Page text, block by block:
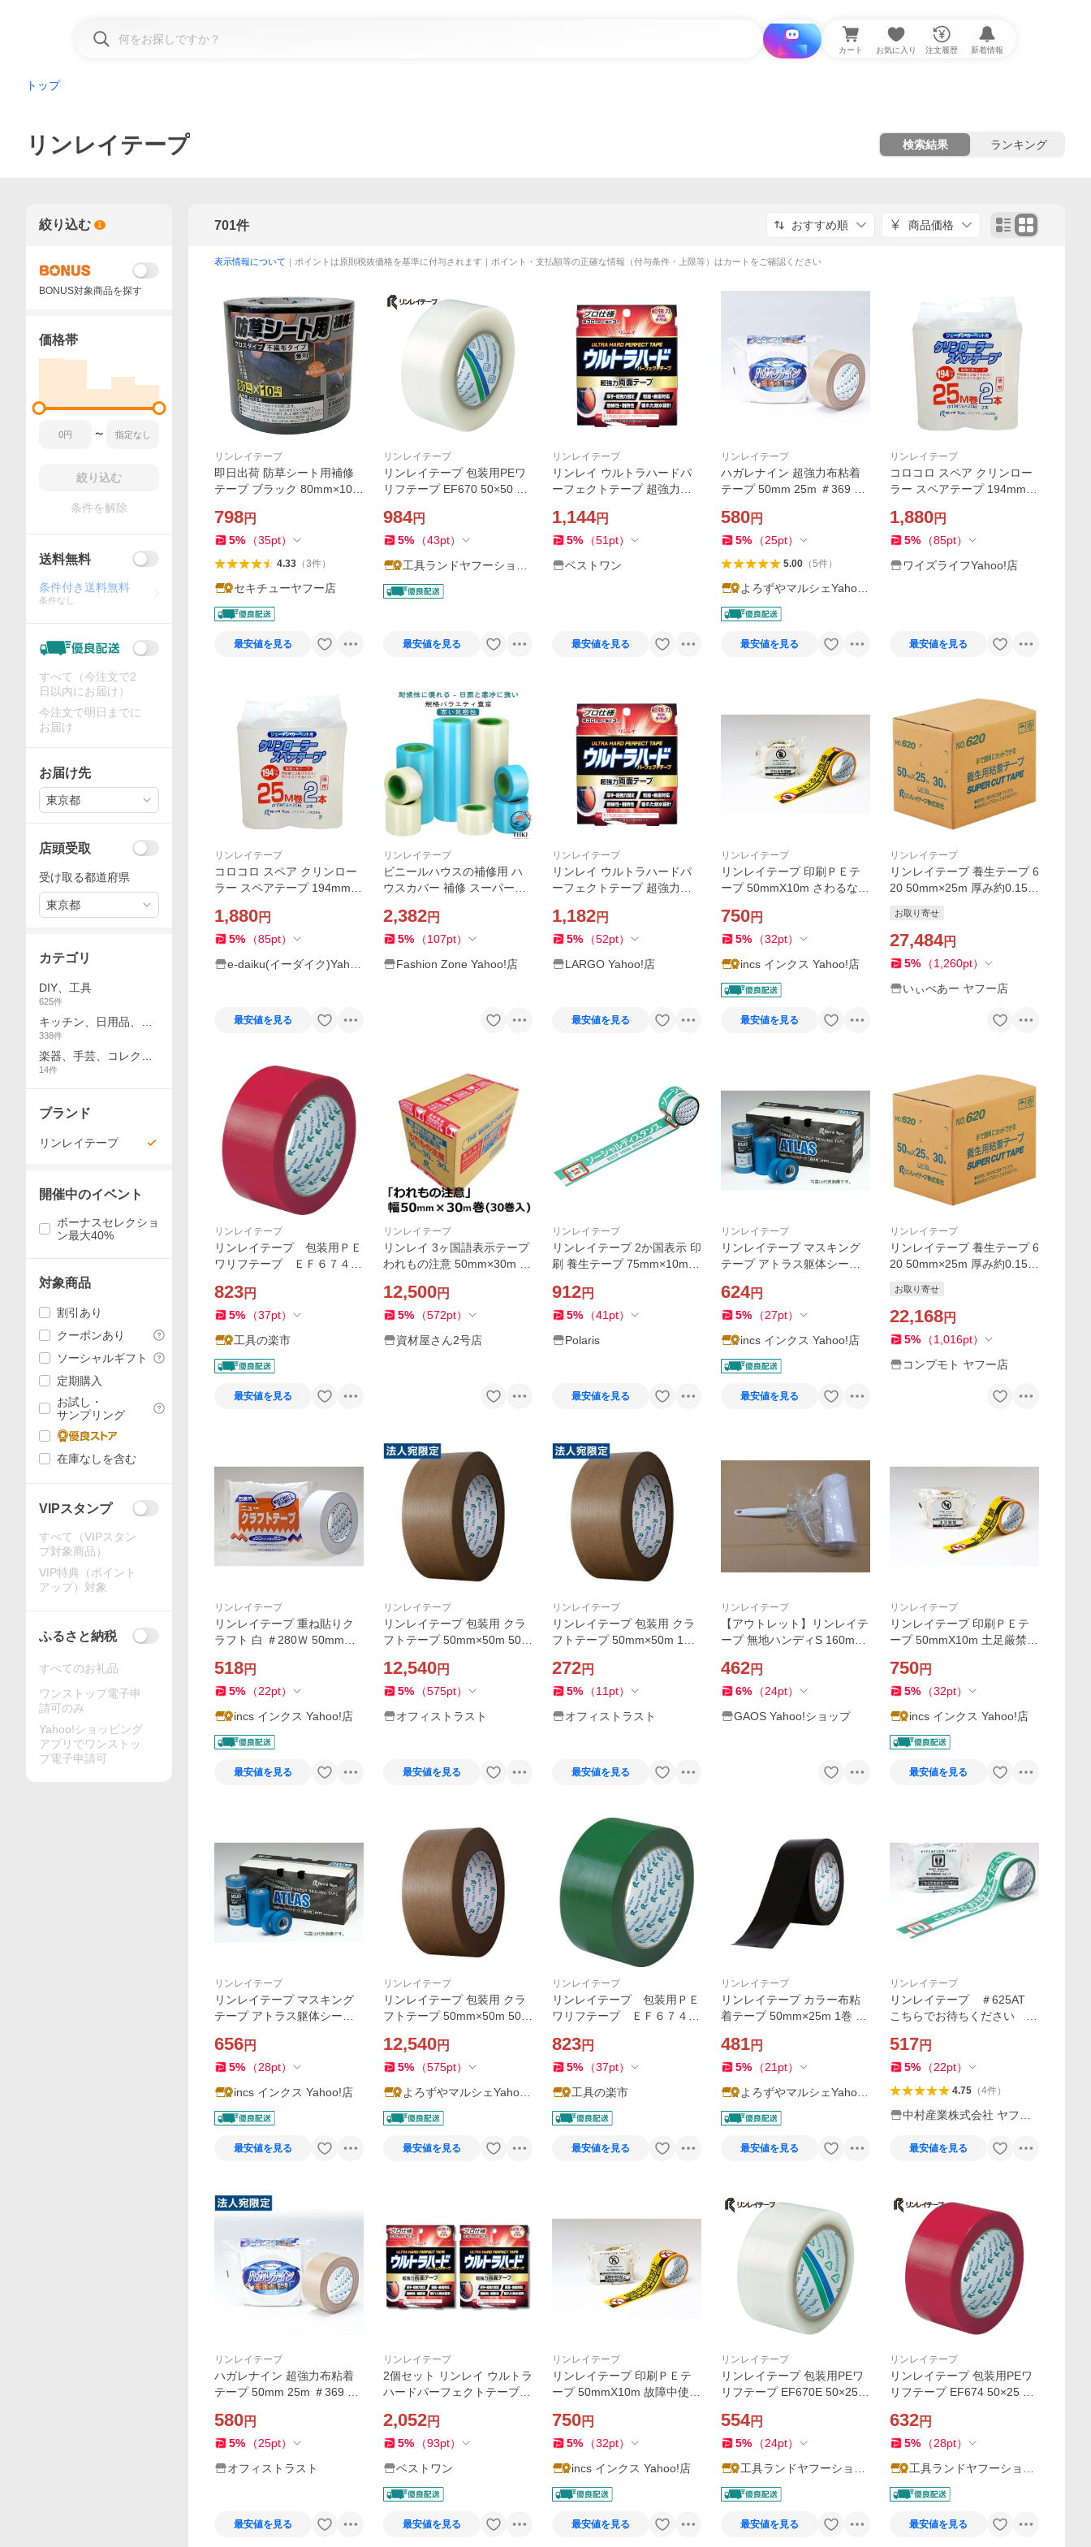
i と探す カート お気に入り 注文履歴 新着情報
トップ
リンレイテープ 検索結果 ランキング
701件 おすすめ順 商品価格
表示情報について ｜ポイントは原則税抜価格を基準に付与されます｜ポイント・支払額等の正確な情報（付与条件・上限等）はカートをご確認ください
リンレイテープ
即日出荷 防草シート用補修
テープ ブラック 80mm×10m
兼用
798円
5% （35pt）
4.33（3件）
セキチューヤフー店
最安値を見る
リンレイテープ
リンレイテープ 包装用PEワ
リフテープ EF670 50×50 半
984円
5% （43pt）
工具ランドヤフーショッ
プ
最安値を見る
リンレイテープ
リンレイ ウルトラハードパ
ーフェクトテープ 超強力両
1,144円
5% （51 pt）
ベストワン
最安値を見る
リンレイテープ
ハガレナイン 超強力布粘着
テープ 50mm 25m ＃369 1
580円
5% （25pt）
5.00（5件）
よろずやマルシェYahoo!
ショッピング店
最安値を見る
リンレイテープ
コロコロ スペア クリンロー
ラー スペアテープ 194mm巾
ープ コロコロクリーナー 粘
着クリーナー カーペットク
1,880円
5% （85pt）
ワイズライフYahoo!店
最安値を見る
リンレイテープ
コロコロ スペア クリンロー
ラー スペアテープ 194mm巾
ープ コロコロクリーナー 粘
着クリーナー カーペットク
1,880円
5% （85pt）
e-daiku(イーダイク)Yaho
最安値を見る
リンレイテープ
ビニールハウスの補修用 ハ
ウスカバー 補修 スーパーカ
農業資材 リンレイテープ ハ
ウス用品 シート補強テープ
2,382円
5% （107pt）
Fashion Zone Yahoo!店
リンレイテープ
リンレイ ウルトラハードパ
ーフェクトテープ 超強力両
1,182円
5% （52pt）
LARGO Yahoo!店
最安値を見る
リンレイテープ
リンレイテープ 印刷ＰＥテ
ープ 50mmX10m さわるな危
手で切れる
750円
5% （32pt）
incs インクス Yahoo!店
最安値を見る
リンレイテープ
リンレイテープ 養生テープ 6
20 50mm×25m 厚み約0.15m
品
お取り寄せ
27,484円
5% （1,260pt）
いぃべあー ヤフー店
リンレイテープ
リンレイテープ 包装用ＰＥ
ワリフテープ ＥＦ６７４
25-RD
823円
5% （37pt）
工具の楽市
最安値を見る
リンレイテープ
リンレイ 3ヶ国語表示テープ
われもの注意 50mm×30m 1
12,500円
5% （572pt）
資材屋さん2号店
リンレイテープ
リンレイテープ 2か国表示 印
刷 養生テープ 75mm×10m
5AT
912円
5% （41 pt）
Polaris
最安値を見る
リンレイテープ
リンレイテープ マスキング
テープ アトラス躯体シーリ
8m 4巻入
624円
5% （27pt）
incs インクス Yahoo!店
最安値を見る
リンレイテープ
リンレイテープ 養生テープ 6
20 50mm×25m 厚み約0.15m
品
お取り寄せ
22,168円
5% （1,016pt）
コンプモト ヤフー店
リンレイテープ
リンレイテープ 重ね貼りク
ラフト 白 ＃280Ｗ 50mmＸ5
518円
5% （22pt）
incs インクス Yahoo!店
最安値を見る
リンレイテープ
リンレイテープ 包装用 クラ
フトテープ 50mm×50m 50巻
軽作業 粘着テープ 国産『法
人宛のみ送料無料(一部地域
12,540円
5% （575pt）
オフィストラスト
最安値を見る
リンレイテープ
リンレイテープ 包装用 クラ
フトテープ 50mm×50m 1巻
軽作業 粘着テープ 国産
272円
5% （11 pt）
オフィストラスト
最安値を見る
リンレイテープ
【アウトレット】リンレイテ
ープ 無地ハンディS 160mm
462円
6% （24pt）
GAOS Yahoo!ショップ
リンレイテープ
リンレイテープ 印刷ＰＥテ
ープ 50mmX10m 土足厳禁 #
切れる
750円
5% （32pt）
incs インクス Yahoo!店
最安値を見る
リンレイテープ
リンレイテープ マスキング
テープ アトラス躯体シーリ
8m 6巻入
656円
5% （28pt）
incs インクス Yahoo!店
最安値を見る
リンレイテープ
リンレイテープ 包装用 クラ
フトテープ 50mm×50m 50巻
軽作業 粘着テープ 国産
12,540円
5% （575pt）
よろずやマルシェYahoo!
ショッピング店
最安値を見る
リンレイテープ
リンレイテープ 包装用ＰＥ
ワリフテープ ＥＦ６７４
25-GR
823円
5% （37pt）
工具の楽市
最安値を見る
リンレイテープ
リンレイテープ カラー布粘
着テープ 50mm×25m 1巻 黒
481円
5% （21 pt）
よろずやマルシェYahoo!
ショッピング店
最安値を見る
リンレイテープ
リンレイテープ ＃625AT
こちらでお待ちください 衛
×10m 1巻
517円
5% （22pt）
4.75（4件）
中村産業株式会社 ヤフー
最安値を見る
リンレイテープ
ハガレナイン 超強力布粘着
テープ 50mm 25m ＃369 1
580円
5% （25pt）
オフィストラスト
最安値を見る
リンレイテープ
2個セット リンレイ ウルトラ
ハードパーフェクトテープ
2,052円
5% （93pt）
ベストワン
最安値を見る
リンレイテープ
リンレイテープ 印刷ＰＥテ
ープ 50mmX10m 故障中使用
リ残り少ない
750円
5% （32pt）
incs インクス Yahoo!店
最安値を見る
リンレイテープ
リンレイテープ 包装用PEワ
リフテープ EF670E 50×25
554円
5% （24pt）
工具ランドヤフーショッ
プ
最安値を見る
リンレイテープ
リンレイテープ 包装用PEワ
リフテープ EF674 50×25 赤
632円
5% （28pt）
工具ランドヤフーショッ
プ
最安値を見る
絞り込む 1
BONUS対象商品を探す
価格帯
〜
絞り込む
条件を解除
送料無料
条件付き送料無料
条件なし
すべて（今注文で2
日以内にお届け）
今注文で明日までに
お届け
お届け先
東京都
店頭受取
受け取る都道府県
東京都
カテゴリ
DIY、工具
625件
キッチン、日用品、文
具
338件
楽器、手芸、コレクシ
ョン
14件
ブランド
リンレイテープ
開催中のイベント
ボーナスセレクショ
ン最大40%
対象商品
割引あり
クーポンあり
ソーシャルギフト
定期購入
お試し・
サンプリング
在庫なしを含む
VIPスタンプ
すべて（VIPスタン
プ対象商品）
VIP特典（ポイント
アップ）対象
ふるさと納税
すべてのお礼品
ワンストップ電子申
請可のみ
Yahoo!ショッピング
アプリでワンストッ
プ電子申請可